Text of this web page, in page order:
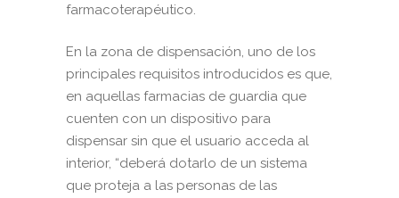
farmacoterapéutico.
En la zona de dispensación, uno de los
principales requisitos introducidos es que,
en aquellas farmacias de guardia que
cuenten con un dispositivo para
dispensar sin que el usuario acceda al
interior, “deberá dotarlo de un sistema
que proteja a las personas de las